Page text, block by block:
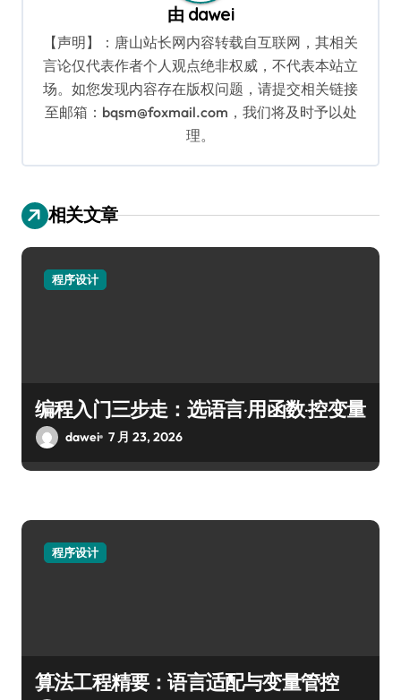
由 dawei
【声明】：唐山站长网内容转载自互联网，其相关
言论仅代表作者个人观点绝非权威，不代表本站立
场。如您发现内容存在版权问题，请提交相关链接
至邮箱：bqsm@foxmail.com，我们将及时予以处
理。
相关文章
程序设计
编程入门三步走：选语言·用函数·控变量
dawei 7 月 23, 2026
程序设计
算法工程精要：语言适配与变量管控